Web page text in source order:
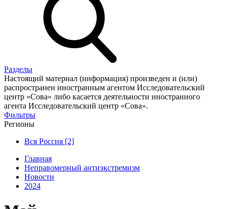
Разделы
Настоящий материал (информация) произведен и (или)
распространен иностранным агентом Исследовательский
центр «Сова» либо касается деятельности иностранного
агента Исследовательский центр «Сова».
Фильтры
Регионы
Вся Россия [2]
Главная
Неправомерный антиэкстремизм
Новости
2024